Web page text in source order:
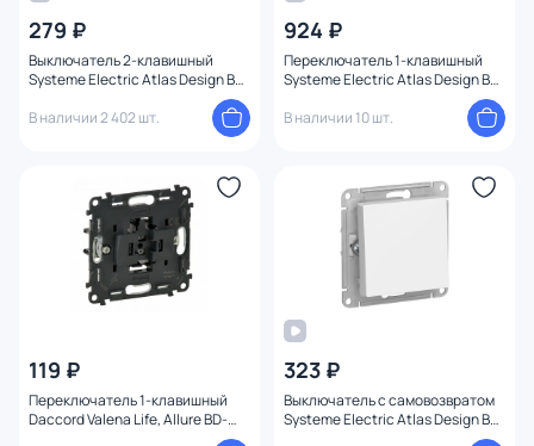
279 ₽
Выключатель 2-клавишный
Systeme Electric Atlas Design BD-
В наличии 2 402 шт.
924 ₽
Переключатель 1-клавишный
Systeme Electric Atlas Design BD-
В наличии 10 шт.
119 ₽
Переключатель 1-клавишный
Daccord Valena Life, Allure BD-
323 ₽
Выключатель с самовозвратом
Systeme Electric Atlas Design BD-